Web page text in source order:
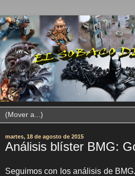
martes, 18 de agosto de 2015
Análisis blíster BMG:
Seguimos con los análisis de